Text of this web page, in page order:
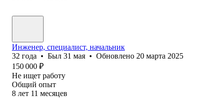
Инженер, специалист, начальник
32 года • Был 31 мая • Обновлено 20 марта 2025
150 000 ₽
Не ищет работу
Общий опыт
8 лет 11 месяцев